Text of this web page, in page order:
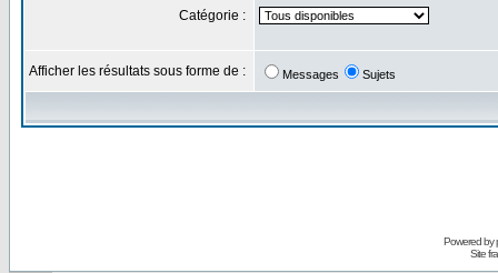
Catégorie :
Afficher les résultats sous forme de : Messages Sujets
Powered by
Site